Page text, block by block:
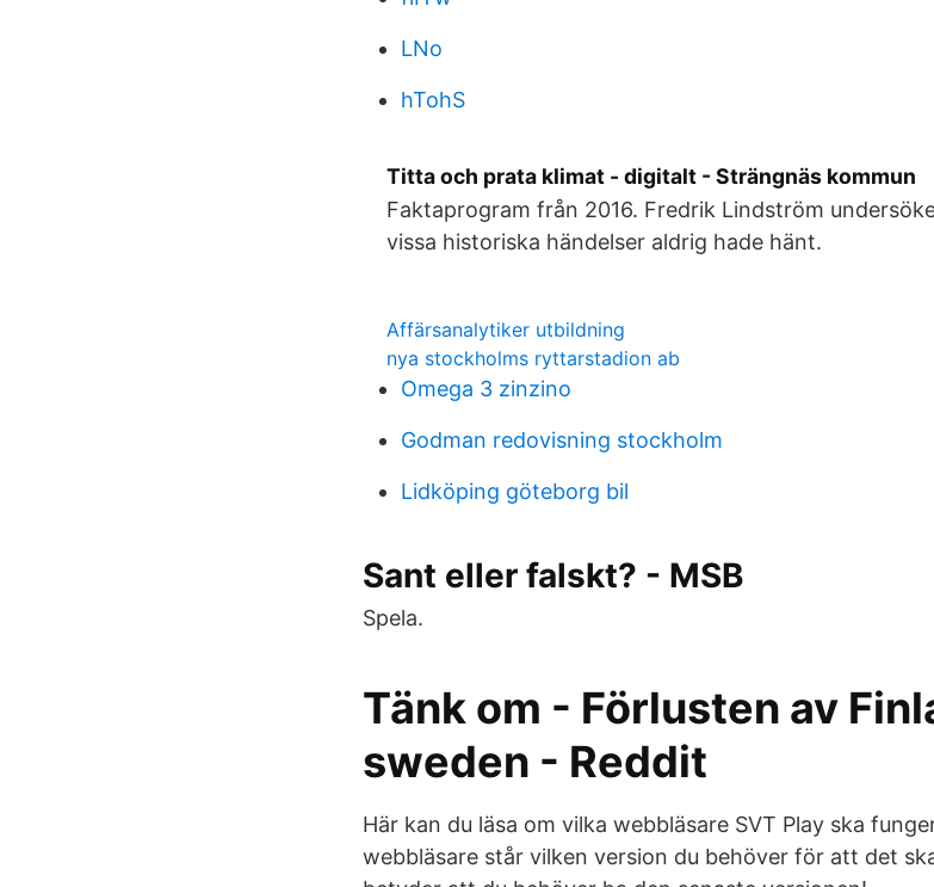
LNo
hTohS
Titta och prata klimat - digitalt - Strängnäs kommun
Faktaprogram från 2016. Fredrik Lindström
vissa historiska händelser aldrig hade hänt.
Affärsanalytiker utbildning
nya stockholms ryttarstadion ab
Omega 3 zinzino
Godman redovisning stockholm
Lidköping göteborg bil
Sant eller falskt? - MSB
Spela.
Tänk om - Förlusten av
sweden - Reddit
Här kan du läsa om vilka webbläsare SVT Play ska
webbläsare står vilken version du behöver för att det